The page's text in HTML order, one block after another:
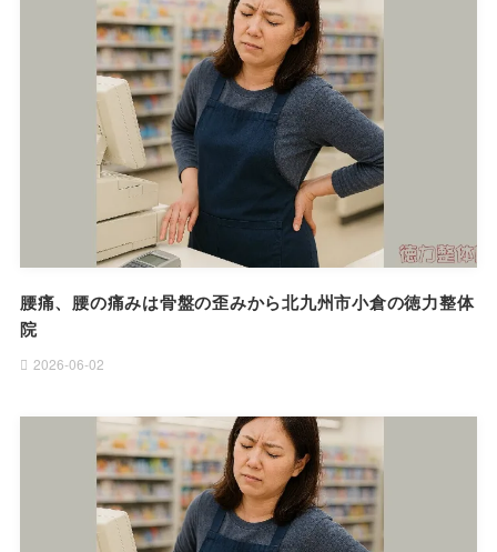
腰痛、腰の痛みは骨盤の歪みから北九州市小倉の徳力整体
院
2026-06-02